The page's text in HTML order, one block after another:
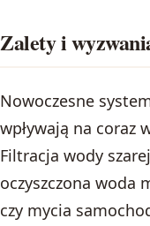
Zalety i
Nowoczesne
wpływają na coraz
Filtracja wody
oczyszczona woda
czy mycia